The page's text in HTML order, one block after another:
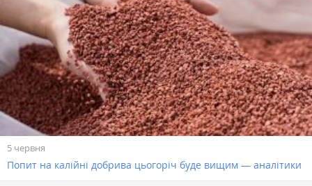
5 червня
Попит на калійні добрива цьогоріч буде вищим — аналітики